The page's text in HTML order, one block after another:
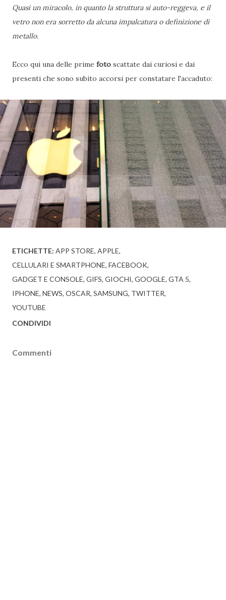
Quasi un miracolo, in quanto la struttura si auto-reggeva, e il
vetro non era sorretto da alcuna impalcatura o definizione di
metallo.
Ecco qui una delle prime foto scattate dai curiosi e dai
presenti che sono subito accorsi per constatare l'accaduto:
ETICHETTE: APP STORE APPLE
CELLULARI E SMARTPHONE FACEBOOK
GADGET E CONSOLE GIFS GIOCHI GOOGLE GTA 5
IPHONE NEWS OSCAR SAMSUNG TWITTER
YOUTUBE
CONDIVIDI
Commenti